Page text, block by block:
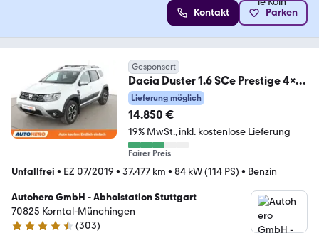
Kontakt Parken
Gesponsert
Dacia Duster 1.6 SCe Prestige 4x4
*NAVI*CAM*TEMPO*SHZ*
Lieferung möglich
14.850 €
19% MwSt. inkl. kostenlose Lieferung
Fairer Preis
Unfallfrei • EZ 07/2019 • 37.477 km • 84 kW (114 PS) • Benzin
Autohero GmbH - Abholstation Stuttgart
70825 Korntal-Münchingen
4.4 Sterne
(303)